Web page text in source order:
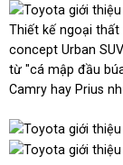
Thiết kế ngoại thất
concept Urban
từ "cá mập đầu
Camry hay Prius